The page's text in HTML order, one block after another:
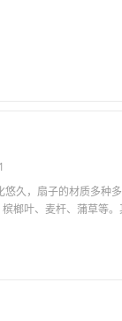
久，扇子的材质多种
榔叶、麦杆、蒲草等